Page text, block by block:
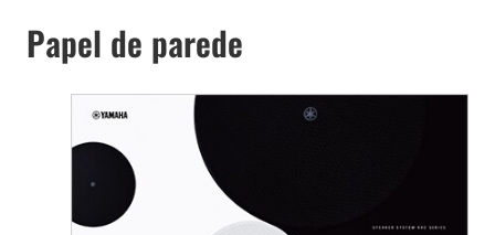
Papel de parede